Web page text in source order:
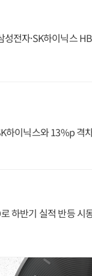
전자·SK하이닉스 HB
하이닉스와 13%p 격
하반기 실적 반등 시